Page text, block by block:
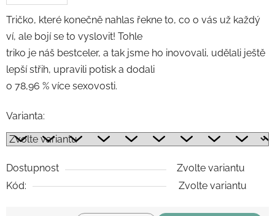
Tričko, které konečně nahlas řekne to, co o vás už každý
ví, ale bojí se to vyslovit! Tohle
triko je náš bestceler, a tak jsme ho inovovali, udělali ještě
lepší střih, upravili potisk a dodali
o 78,96 % více sexovosti.
Varianta:
Dostupnost
Zvolte variantu
Kód:
Zvolte variantu